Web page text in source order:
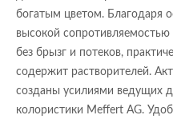
богатым цветом. Благодаря
высокой
без брызг и потеков,
содержит растворителей.
созданы усилиями ведущих
колористики Meffert AG.